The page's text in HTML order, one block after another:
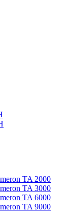
TA 2000
TA 3000
TA 6000
TA 9000